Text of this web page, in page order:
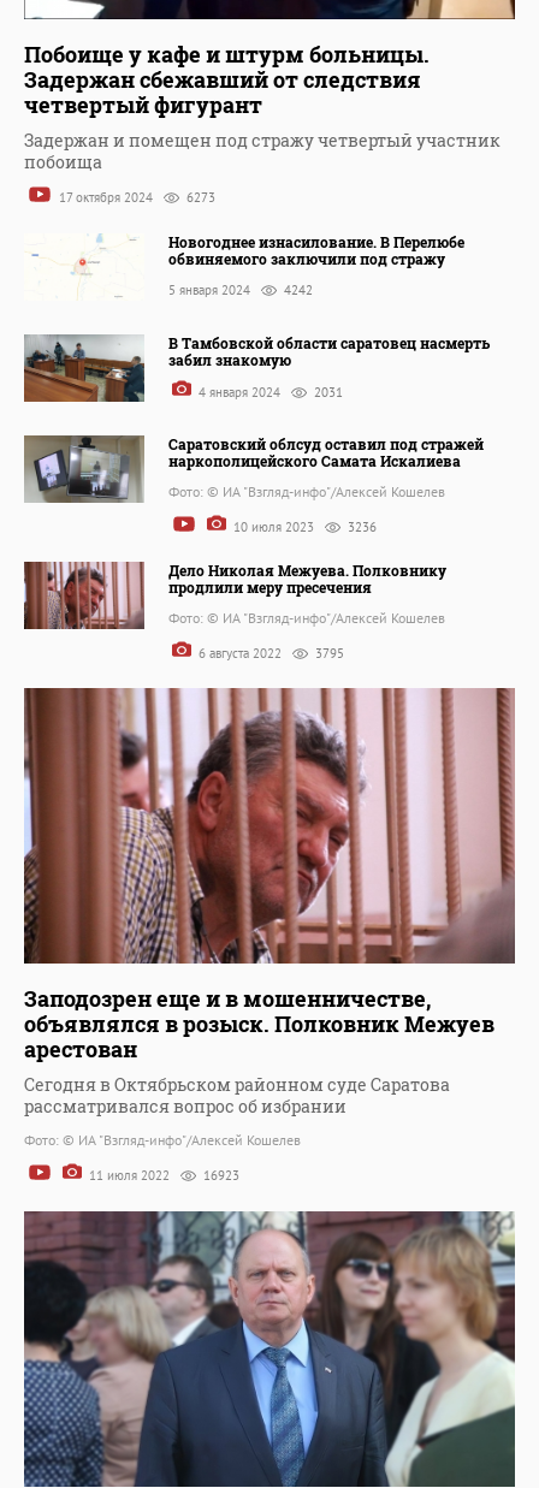
Побоище у кафе и штурм больницы.
Задержан сбежавший от следствия
четвертый фигурант
Задержан и помещен под стражу четвертый участник
побоища
17 октября 2024 6273
Новогоднее изнасилование. В Перелюбе
обвиняемого заключили под стражу
5 января 2024 4242
В Тамбовской области саратовец насмерть
забил знакомую
4 января 2024 2031
Саратовский облсуд оставил под стражей
наркополицейского Самата Искалиева
Фото: © ИА "Взгляд-инфо"/Алексей Кошелев
10 июля 2023 3236
Дело Николая Межуева. Полковнику
продлили меру пресечения
Фото: © ИА "Взгляд-инфо"/Алексей Кошелев
6 августа 2022 3795
Заподозрен еще и в мошенничестве,
объявлялся в розыск. Полковник Межуев
арестован
Сегодня в Октябрьском районном суде Саратова
рассматривался вопрос об избрании
Фото: © ИА "Взгляд-инфо"/Алексей Кошелев
11 июля 2022 16923